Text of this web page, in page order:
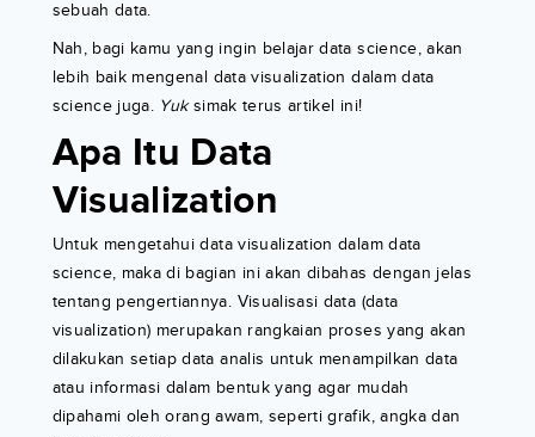
sebuah data.
Nah, bagi kamu yang ingin belajar data science, akan
lebih baik mengenal data visualization dalam data
science juga. Yuksimak terus artikel ini!
Apa Itu Data
Visualization
Untuk mengetahui data visualization dalam data
science, maka di bagian ini akan dibahas dengan jelas
tentang pengertiannya. Visualisasi data (data
visualization) merupakan rangkaian proses yang akan
dilakukan setiap data analis untuk menampilkan data
atau informasi dalam bentuk yang agar mudah
dipahami oleh orang awam, seperti grafik, angka dan